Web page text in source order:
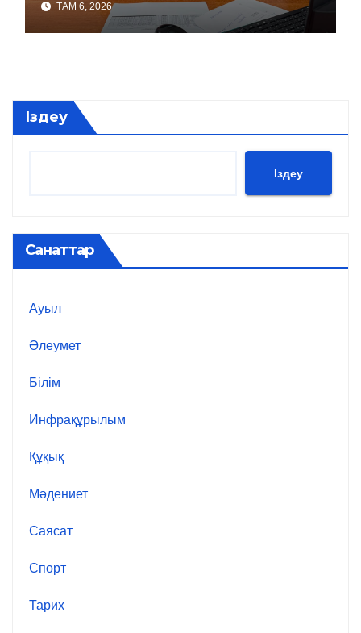
ТАМ 6, 2026
Іздеу
Іздеу
Санаттар
Ауыл
Әлеумет
Білім
Инфрақұрылым
Құқық
Мәдениет
Саясат
Спорт
Тарих